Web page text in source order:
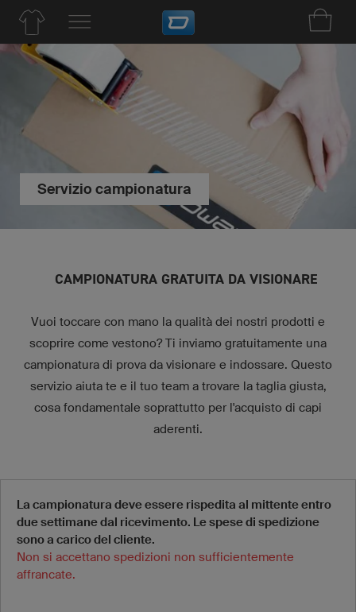
Servizio campionatura
CAMPIONATURA GRATUITA DA VISIONARE
Vuoi toccare con mano la qualità dei nostri prodotti e
scoprire come vestono? Ti inviamo gratuitamente una
campionatura di prova da visionare e indossare. Questo
servizio aiuta te e il tuo team a trovare la taglia giusta,
cosa fondamentale soprattutto per l'acquisto di capi
aderenti.
La campionatura deve essere rispedita al mittente entro
due settimane dal ricevimento. Le spese di spedizione
sono a carico del cliente.
Non si accettano spedizioni non sufficientemente
affrancate.